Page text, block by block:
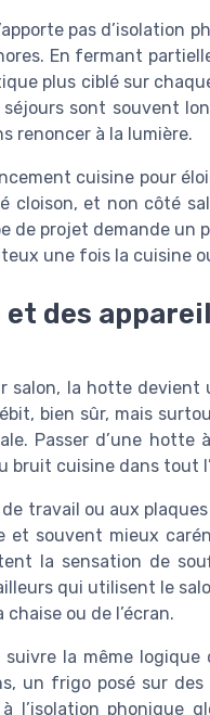
pas d’isolation
En fermant
plus ciblé sur
séjours sont souvent
renoncer à la lumière.
cuisine pour
cloison, et non côté
de projet demande un
une fois la cuisine
des
salon, la hotte
bien sûr, mais
Passer d’une
bruit cuisine dans tout
travail ou aux
et souvent mieux
la sensation de
qui utilisent le
ou de l’écran.
suivre la même
un frigo posé sur
l’isolation phonique